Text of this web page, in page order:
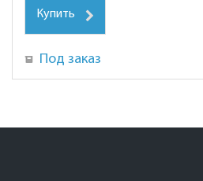
Купить
Под заказ